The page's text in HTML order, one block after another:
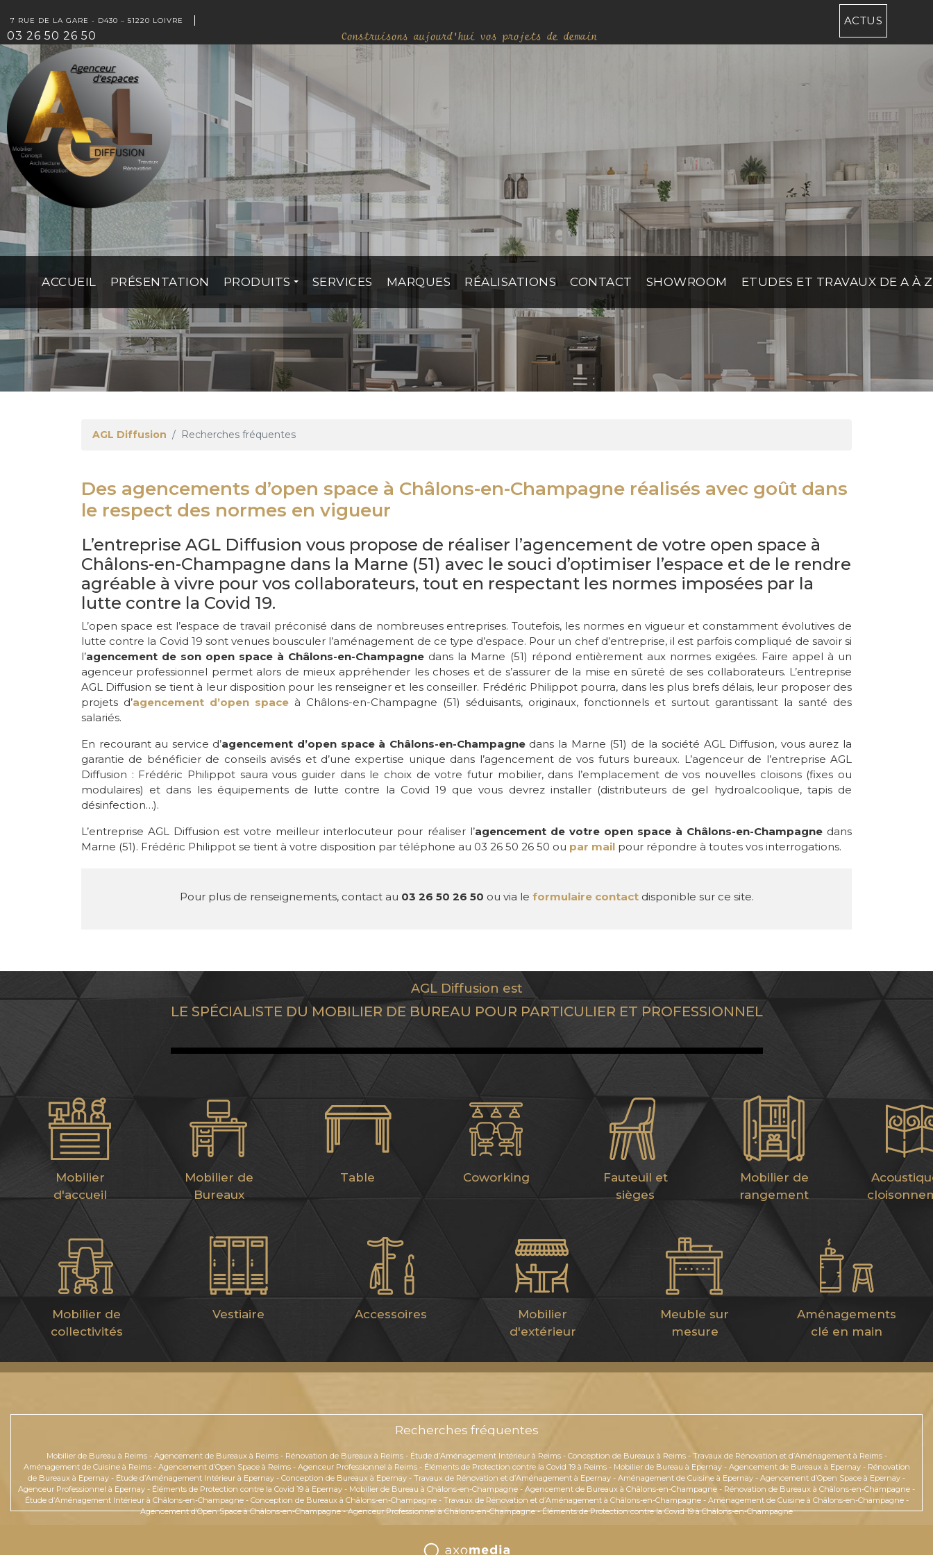
7 RUE DE LA GARE - D430 – 51220 LOIVRE
03 26 50 26 50 Construisons aujourd'hui vos projets de demain
ACTUS
ACCUEIL PRÉSENTATION PRODUITS SERVICES MARQUES RÉALISATIONS CONTACT SHOWROOM ETUDES ET TRAVAUX DE A À Z
AGL Diffusion Recherches fréquentes
Des agencements d’open space à Châlons-en-Champagne réalisés avec goût dans
le respect des normes en vigueur
L’entreprise AGL Diffusion vous propose de réaliser l’agencement de votre open space à
Châlons-en-Champagne dans la Marne (51) avec le souci d’optimiser l’espace et de le rendre
agréable à vivre pour vos collaborateurs, tout en respectant les normes imposées par la
lutte contre la Covid 19.
L’open space est l’espace de travail préconisé dans de nombreuses entreprises. Toutefois, les normes en vigueur et constamment évolutives de
lutte contre la Covid 19 sont venues bousculer l’aménagement de ce type d’espace. Pour un chef d’entreprise, il est parfois compliqué de savoir si
l’agencement de son open space à Châlons-en-Champagne dans la Marne (51) répond entièrement aux normes exigées. Faire appel à un
agenceur professionnel permet alors de mieux appréhender les choses et de s’assurer de la mise en sûreté de ses collaborateurs. L’entreprise
AGL Diffusion se tient à leur disposition pour les renseigner et les conseiller. Frédéric Philippot pourra, dans les plus brefs délais, leur proposer des
projets d’agencement d’open space à Châlons-en-Champagne (51) séduisants, originaux, fonctionnels et surtout garantissant la santé des
salariés.
En recourant au service d’agencement d’open space à Châlons-en-Champagne dans la Marne (51) de la société AGL Diffusion, vous aurez la
garantie de bénéficier de conseils avisés et d’une expertise unique dans l’agencement de vos futurs bureaux. L’agenceur de l’entreprise AGL
Diffusion : Frédéric Philippot saura vous guider dans le choix de votre futur mobilier, dans l’emplacement de vos nouvelles cloisons (fixes ou
modulaires) et dans les équipements de lutte contre la Covid 19 que vous devrez installer (distributeurs de gel hydroalcoolique, tapis de
désinfection…).
L’entreprise AGL Diffusion est votre meilleur interlocuteur pour réaliser l’agencement de votre open space à Châlons-en-Champagnedans
Marne (51). Frédéric Philippot se tient à votre disposition par téléphone au 03 26 50 26 50 ou par mail pour répondre à toutes vos interrogations.
Pour plus de renseignements, contact au 03 26 50 26 50 ou via le formulaire contactdisponible sur ce site.
AGL Diffusion est
LE SPÉCIALISTE DU MOBILIER DE BUREAU POUR PARTICULIER ET PROFESSIONNEL
Mobilier
d'accueil
Mobilier de
Bureaux
Table Coworking
Fauteuil et
sièges
Mobilier de
rangement
Mobilier de
collectivités
Vestiaire Accessoires
Mobilier
d'extérieur
Meuble sur
mesure
Aménagements
clé en main
Recherches fréquentes
Mobilier de Bureau à Reims- Agencement de Bureaux à Reims- Rénovation de Bureaux à Reims- Étude d’Aménagement Intérieur à Reims- Conception de Bureaux à Reims- Travaux de Rénovation et d’Aménagement à Reims-
Aménagement de Cuisine à Reims- Agencement d’Open Space à Reims- Agenceur Professionnel à Reims- Éléments de Protection contre la Covid 19 à Reims- Mobilier de Bureau à Epernay- Agencement de Bureaux à Epernay- Rénovation
de Bureaux à Epernay - Étude d’Aménagement Intérieur à Epernay - Conception de Bureaux à Epernay - Travaux de Rénovation et d’Aménagement à Epernay - Aménagement de Cuisine à Epernay - Agencement d’Open Space à Epernay -
Agenceur Professionnel à Epernay - Éléments de Protection contre la Covid 19 à Epernay - Mobilier de Bureau à Châlons-en-Champagne - Agencement de Bureaux à Châlons-en-Champagne - Rénovation de Bureaux à Châlons-en-Champagne -
Étude d’Aménagement Intérieur à Châlons-en-Champagne- Conception de Bureaux à Châlons-en-Champagne- Travaux de Rénovation et d’Aménagement à Châlons-en-Champagne- Aménagement de Cuisine à Châlons-en-Champagne-
Agencement d’Open Space à Châlons-en-Champagne-Agenceur Professionnel à Châlons-en-Champagne-Éléments de Protection contre la Covid 19 à Châlons-en-Champagne